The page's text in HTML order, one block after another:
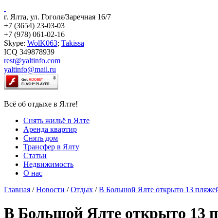
г. Ялта, ул. Гоголя/Заречная 16/7
+7 (3654) 23-03-03
+7 (978) 061-02-16
Skype: WolK063; Takissa
ICQ 349878939
rest@yaltinfo.com
yaltinfo@mail.ru
Всё об отдыхе в Ялте!
Снять жильё в Ялте
Аренда квартир
Снять дом
Трансфер в Ялту
Статьи
Недвижимость
О нас
Главная /Новости /Отдых /В Большой Ялте открыто 13
В Большой Ялте открыто 13